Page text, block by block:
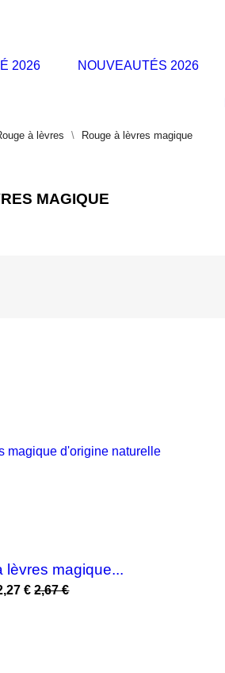
2026 NOUVEAUTÉS 2026
à lèvres Rouge à lèvres magique
MAGIQUE
lèvres magique...
€ Prix
2,67 €